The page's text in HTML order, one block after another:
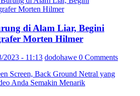
di Alam Liar, Begini
Morten Hilmer
2023 - 11:13 dodohawe 0 Comments